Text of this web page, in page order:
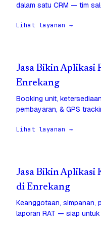
dalam satu CRM — tim
Lihat layanan →
Jasa Bikin Aplikasi
Enrekang
Booking unit,
pembayaran, & GPS
Lihat layanan →
Jasa Bikin Aplikasi
di Enrekang
Keanggotaan, simpanan,
laporan RAT — siap